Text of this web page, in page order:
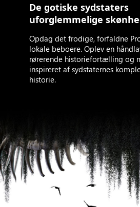
De gotiske sydstaters
uforglemmelige
Opdag det frodige, forfaldne
lokale beboere. Oplev en
rørerende historiefortælling og
inspireret af sydstaternes
historie.